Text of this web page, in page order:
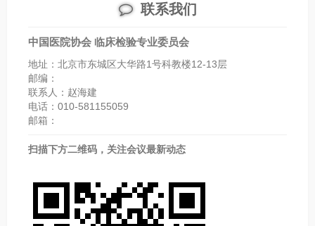
联系我们
中国医院协会 临床检验专业委员会
地址：北京市东城区大华路1号科教楼12-13层
邮编：
联系人：赵海建
电话：010-581155059
邮箱：
扫描下方二维码，关注会议最新动态